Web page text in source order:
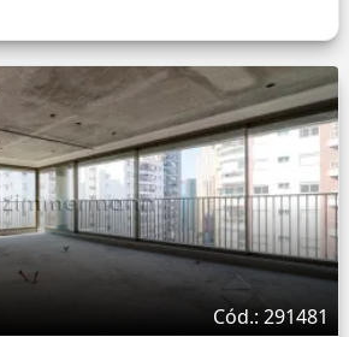
Cód.: 291481